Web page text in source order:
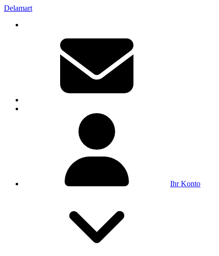
Delamart
Ihr Konto